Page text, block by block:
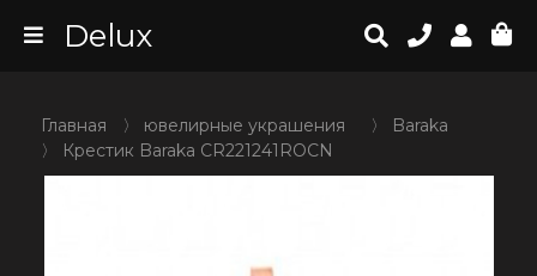
Delux
Главная 〉 ювелирные украшения 〉
Baraka
〉
Крестик Baraka CR221241ROCN